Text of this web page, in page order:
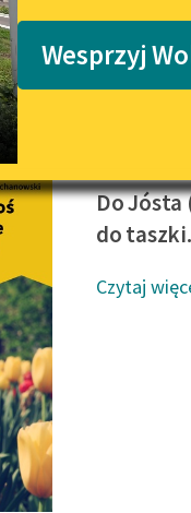
Wesprzyj
Do Jósta
do
Czytaj